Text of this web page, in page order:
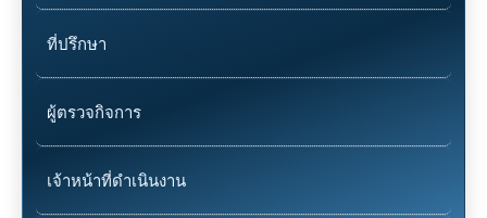
ที่ปรึกษา
ผู้ตรวจกิจการ
เจ้าหน้าที่ดำเนินงาน